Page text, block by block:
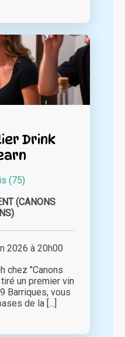
Drink
(75)
(CANONS
2026 à 20h00
chez "Canons
un premier vin
Barriques, vous
de la [...]